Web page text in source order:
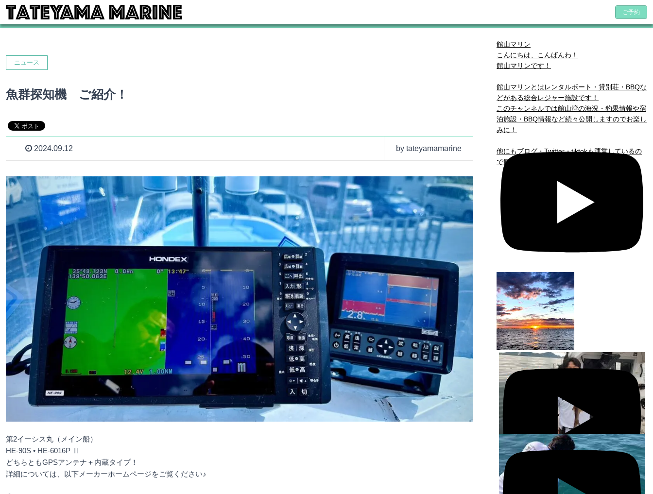
ご予約
ニュース
魚群探知機 ご紹介！
2024.09.12 by tateyamamarine
第2イーシス丸（メイン船）
HE-90S • HE-6016P Ⅱ
どちらともGPSアンテナ＋内蔵タイプ！
詳細については、以下メーカーホームページをご覧ください♪
館山マリン
こんにちは、こんばんわ！
館山マリンです！
館山マリンとはレンタルボート・貸別荘・BBQな
どがある総合レジャー施設です！
このチャンネルでは館山湾の海況・釣果情報や宿
泊施設・BBQ情報など続々公開しますのでお楽し
みに！
他にもブログ・Twitter・tiktokも運営しているの
で観に来てください( *´艸｀)